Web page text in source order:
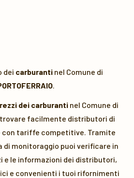
dei carburantinel Comune di
.
dei carburanti nel Comune di
facilmente distributori di
con tariffe competitive. Tramite
monitoraggio puoi verificare in
e le informazioni dei distributori,
e convenienti i tuoi rifornimenti